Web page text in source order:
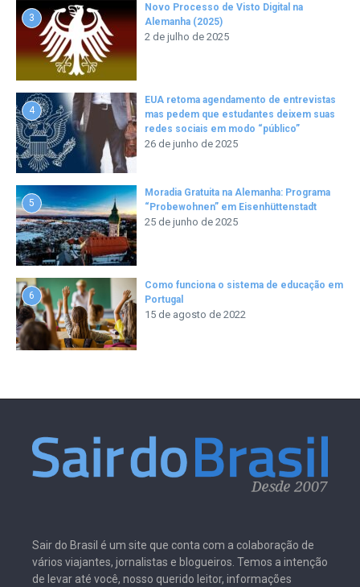
3
Novo Processo de Visto Digital na
Alemanha (2025)
2 de julho de 2025
4
EUA retoma agendamento de entrevistas
mas pedem que estudantes deixem suas
redes sociais em modo “público”
26 de junho de 2025
5
Moradia Gratuita na Alemanha: Programa
“Probewohnen” em Eisenhüttenstadt
25 de junho de 2025
6
Como funciona o sistema de educação em
Portugal
15 de agosto de 2022
Sair do Brasil é um site que conta com a colaboração de
vários viajantes, jornalistas e blogueiros. Temos a intenção
de levar até você, nosso querido leitor, informações